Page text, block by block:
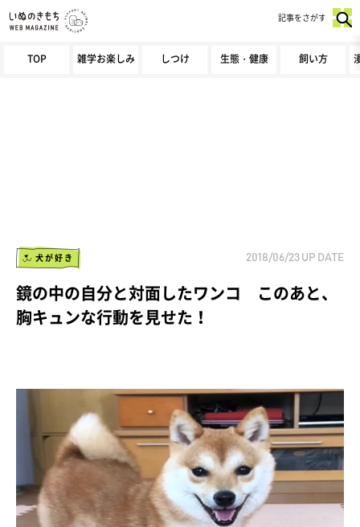
TOP 雑学お楽しみ しつけ 生態・健康 飼い方
記事をさがす
犬が好き 2018/06/23 UP DATE
鏡の中の自分と対面したワンコ このあと、
胸キュンな行動を見せた！